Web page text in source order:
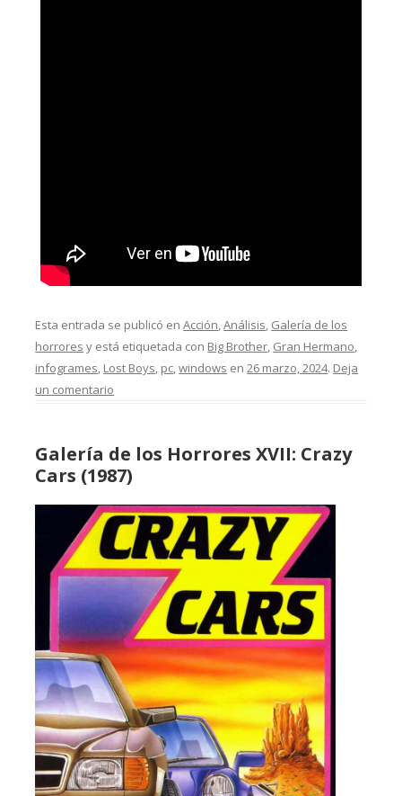
Esta entrada se publicó enAcción,Análisis, Galería de los
horrores y está etiquetada con Big Brother, Gran Hermano,
infogrames, Lost Boys, pc,windows en26 marzo, 2024. Deja
un comentario
Galería de los Horrores XVII: Crazy
Cars (1987)